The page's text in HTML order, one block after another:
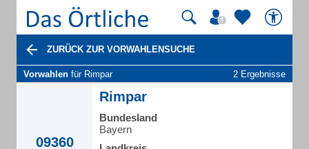
ZURÜCK ZUR VORWAHLENSUCHE
Vorwahlen für Rimpar 2 Ergebnisse
09360
Rimpar
Bundesland
Bayern